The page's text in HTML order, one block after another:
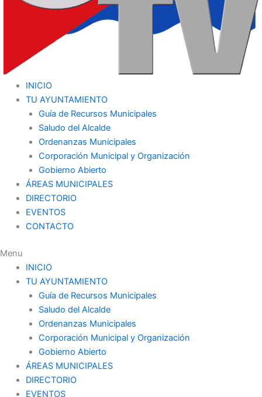
INICIO
TU AYUNTAMIENTO
Guía de Recursos Municipales
Saludo del Alcalde
Ordenanzas Municipales
Corporación Municipal y Organización
Gobierno Abierto
ÁREAS MUNICIPALES
DIRECTORIO
EVENTOS
CONTACTO
Menu
INICIO
TU AYUNTAMIENTO
Guía de Recursos Municipales
Saludo del Alcalde
Ordenanzas Municipales
Corporación Municipal y Organización
Gobierno Abierto
ÁREAS MUNICIPALES
DIRECTORIO
EVENTOS